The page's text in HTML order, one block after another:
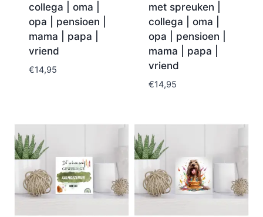
collega | oma |
opa | pensioen |
mama | papa |
vriend
€14,95
met spreuken |
collega | oma |
opa | pensioen |
mama | papa |
vriend
€14,95